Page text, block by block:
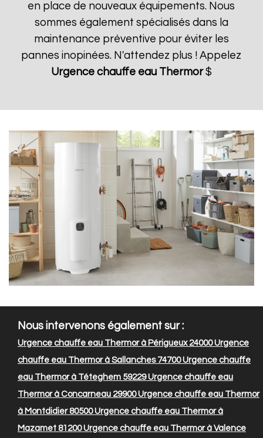
en place de nouveaux équipements. Nous
sommes également spécialisés dans la
maintenance préventive pour éviter les
pannes inopinées. N'attendez plus ! Appelez
Urgence chauffe eau Thermor$
Nous intervenons également sur :
Urgence chauffe eau Thermor à Périgueux 24000Urgence
chauffe eau Thermor à Sallanches 74700Urgence chauffe
eau Thermor à Téteghem 59229Urgence chauffe eau
Thermor à Concarneau 29900Urgence chauffe eau Thermor
à Montdidier 80500Urgence chauffe eau Thermor à
Mazamet 81200Urgence chauffe eau Thermor à Valence